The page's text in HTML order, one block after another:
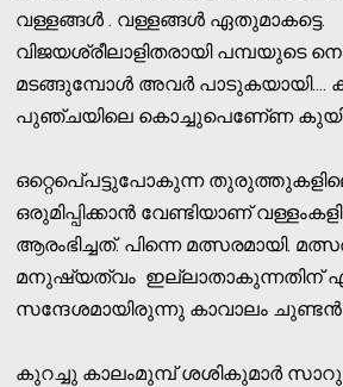
വള്ളങ്ങള്‍ . വള്ളങ്ങള്‍ ഏതുമാകട്ടെ.
വിജയശ്രീലാളിതരായി പമ്പയുടെ
മടങ്ങുമ്പോള്‍ അവര്‍ പാടുകയായി....
പുഞ്ചയിലെ കൊച്ചുപെണേ്ണ
ഒറ്റെപെ്പട്ടുപോകുന്ന
ഒരുമിപ്പിക്കാന്‍ വേണ്ടിയാണ്
ആരംഭിച്ചത്. പിന്നെ മത്സരമായി.
മനുഷ്യത്വം ഇല്ലാതാകുന്നതിന്
സന്ദേശമായിരുന്നു കാവാലം ചുണ്ടന്‍
കുറച്ചു കാലംമുമ്പ് ശശികുമാര്‍